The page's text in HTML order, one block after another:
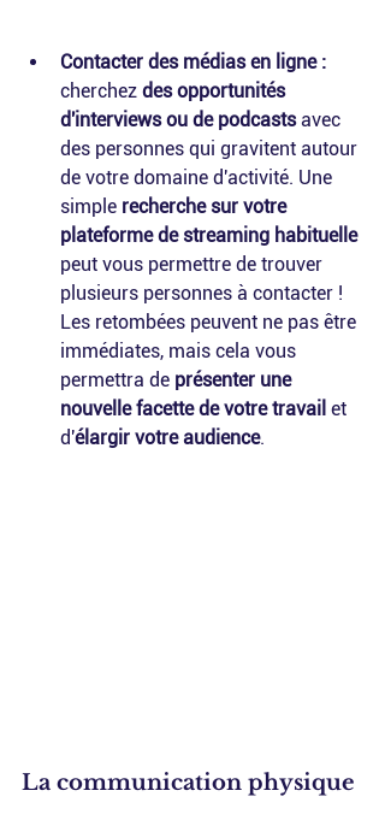
Contacter des médias en ligne :
cherchez des opportunités
d'interviews ou de podcasts avec
des personnes qui gravitent autour
de votre domaine d'activité. Une
simple recherche sur votre
plateforme de streaming habituelle
peut vous permettre de trouver
plusieurs personnes à contacter !
Les retombées peuvent ne pas être
immédiates, mais cela vous
permettra de présenter une
nouvelle facette de votre travail et
d'élargir votre audience.
La communication physique